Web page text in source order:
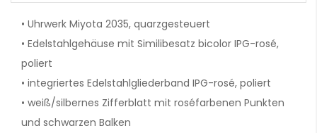
• Uhrwerk Miyota 2035, quarzgesteuert
• Edelstahlgehäuse mit Similibesatz bicolor IPG-rosé,
poliert
• integriertes Edelstahlgliederband IPG-rosé, poliert
• weiß/silbernes Zifferblatt mit roséfarbenen Punkten
und schwarzen Balken